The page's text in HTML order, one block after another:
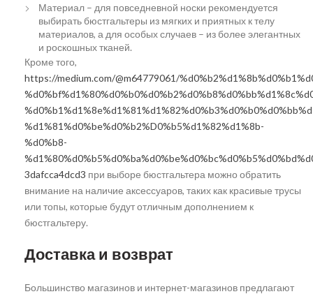
Материал – для повседневной носки рекомендуется
выбирать бюстгальтеры из мягких и приятных к телу
материалов, а для особых случаев – из более элегантных
и роскошных тканей.
Кроме того,
https://medium.com/@m64779061/
%d1%81%d0%be%d0%b2%D0%b5%d1%82%d1%8b-
%d0%b8-
3dafcca4dcd3 при выборе бюстгальтера можно обратить
внимание на наличие аксессуаров, таких как красивые трусы
или топы, которые будут отличным дополнением к
бюстгальтеру.
Доставка и возврат
Большинство магазинов и интернет-магазинов предлагают